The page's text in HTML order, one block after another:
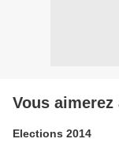
Vous aimerez
Elections 2014